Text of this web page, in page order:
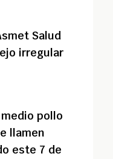
Salud
irregular
pollo
llamen
este 7 de